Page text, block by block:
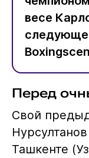
весе
Перед
Свой
Ташкенте